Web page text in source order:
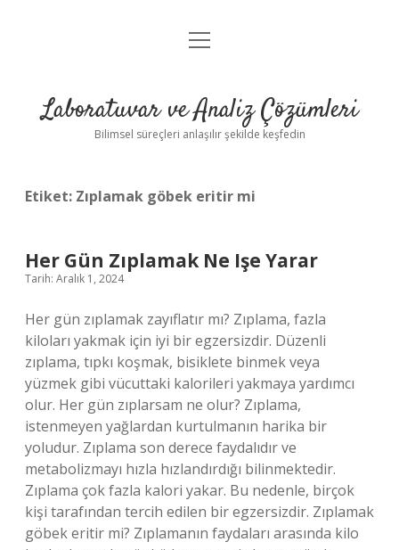
Anasayfa
Yasal Uyarı
menüyü
Laboratuvar ve Analiz Çözümleri
Bilimsel süreçleri anlaşılır şekilde keşfedin
Etiket: Zıplamak göbek eritir mi
Her Gün Zıplamak Ne Işe Yarar
Tarih: Aralık 1, 2024
Her gün zıplamak zayıflatır mı? Zıplama, fazla
kiloları yakmak için iyi bir egzersizdir. Düzenli
zıplama, tıpkı koşmak, bisiklete binmek veya
yüzmek gibi vücuttaki kalorileri yakmaya yardımcı
olur. Her gün zıplarsam ne olur? Zıplama,
istenmeyen yağlardan kurtulmanın harika bir
yoludur. Zıplama son derece faydalıdır ve
metabolizmayı hızla hızlandırdığı bilinmektedir.
Zıplama çok fazla kalori yakar. Bu nedenle, birçok
kişi tarafından tercih edilen bir egzersizdir. Zıplamak
göbek eritir mi? Zıplamanın faydaları arasında kilo